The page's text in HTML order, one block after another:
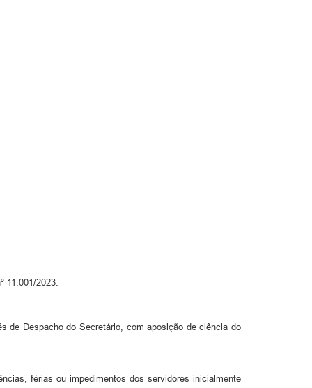
11.001/2023.
de Despacho do Secretário, com aposição de ciência do
férias ou impedimentos dos servidores inicialmente